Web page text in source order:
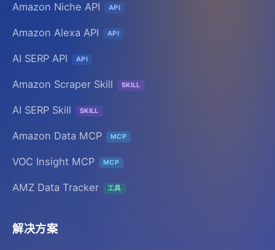
Amazon Niche API API
Amazon Alexa API API
AI SERP API API
Amazon Scraper Skill SKILL
AI SERP Skill SKILL
Amazon Data MCP MCP
VOC Insight MCP MCP
AMZ Data Tracker 工具
解决方案